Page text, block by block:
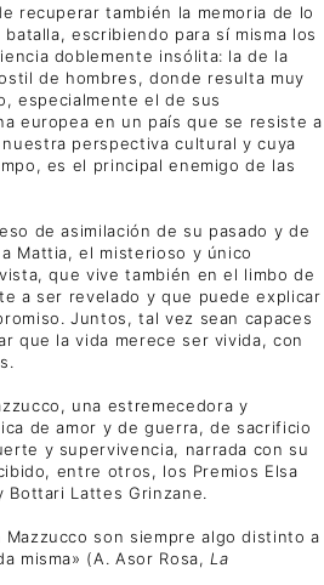
recuperar también la memoria de lo
escribiendo para sí misma los
doblemente insólita: la de la
de hombres, donde resulta muy
especialmente el de sus
europea en un país que se resiste a
perspectiva cultural y cuya
es el principal enemigo de las
de asimilación de su pasado y de
Mattia, el misterioso y único
que vive también en el limbo de
a ser revelado y que puede explicar
Juntos, tal vez sean capaces
que la vida merece ser vivida, con
una estremecedora y
de amor y de guerra, de sacrificio
y supervivencia, narrada con su
entre otros, los Premios Elsa
Bottari Lattes Grinzane.
Mazzucco son siempre algo distinto a
misma» (A. Asor Rosa,La